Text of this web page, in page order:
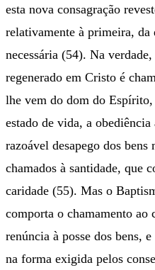
esta nova consagração
relativamente à primeira, da
necessária (54). Na
regenerado em Cristo é
lhe vem do dom do
estado de vida, a
razoável desapego dos
chamados à santidade, que
caridade (55). Mas o
comporta o chamamento
renúncia à posse dos bens,
na forma exigida pelos